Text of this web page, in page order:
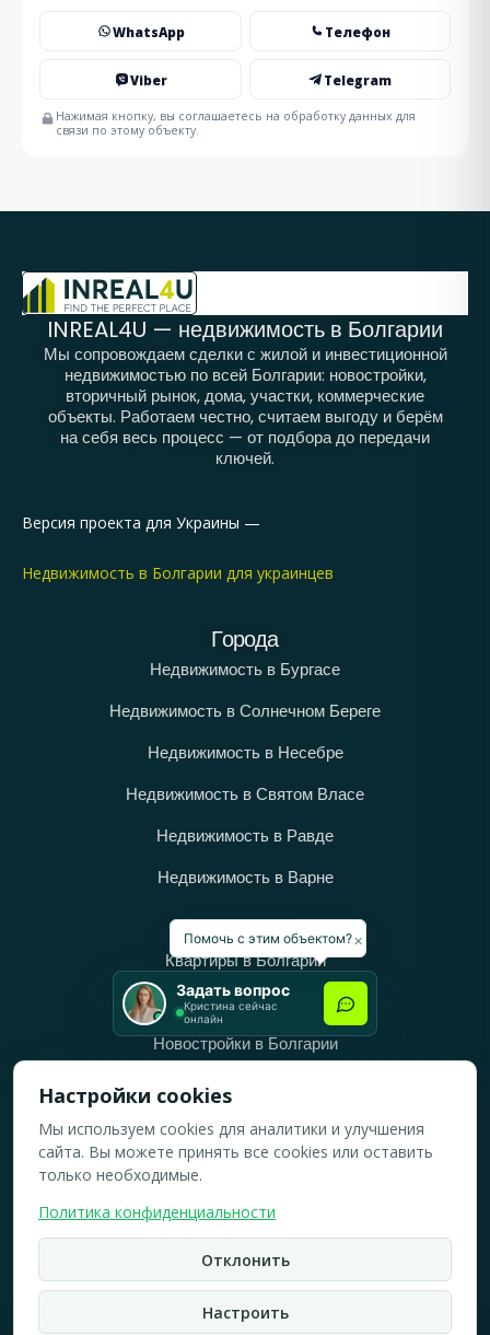
WhatsApp Телефон
Viber Telegram
Нажимая кнопку, вы соглашаетесь на обработку данных для
связи по этому объекту.
INREAL4U — недвижимость в Болгарии
Мы сопровождаем сделки с жилой и инвестиционной
недвижимостью по всей Болгарии: новостройки,
вторичный рынок, дома, участки, коммерческие
объекты. Работаем честно, считаем выгоду и берём
на себя весь процесс — от подбора до передачи
ключей.
Версия проекта для Украины —
Недвижимость в Болгарии для украинцев
Города
Недвижимость в Бургасе
Недвижимость в Солнечном Береге
Недвижимость в Несебре
Недвижимость в Святом Власе
Недвижимость в Равде
Недвижимость в Варне
Категории
Квартиры в Болгарии
Дома в Болгарии
Новостройки в Болгарии
Вторичное жильё в Болгарии
Рабочее время
ПН-ПТ: 10:00 — 18:00
ВС: Выходной
2019-2026 © Все права защищены.
Политика конфидициальности
×
Помочь с этим объектом?
Задать вопрос
Кристина сейчас
онлайн
Настройки cookies
Мы используем cookies для аналитики и улучшения
сайта. Вы можете принять все cookies или оставить
только необходимые.
Политика конфиденциальности
Отклонить
Настроить